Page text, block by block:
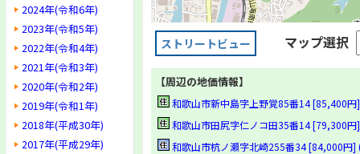
ストリートビュー マップ選択
【周辺の地価情報】
和歌山市新中島字上野覚85番14 [85,400
和歌山市田尻字仁ノコ田35番14 [79,300
和歌山市杭ノ瀬字北崎255番34 [84,000円]
2024年(令和6年)
2023年(令和5年)
2022年(令和4年)
2021年(令和3年)
2020年(令和2年)
2019年(令和1年)
2018年(平成30年)
2017年(平成29年)